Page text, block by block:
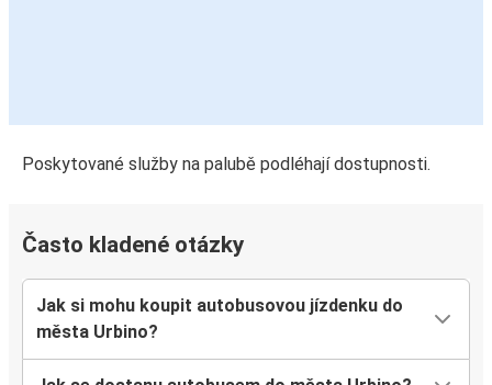
Poskytované služby na palubě podléhají dostupnosti.
Často kladené otázky
Jak si mohu koupit autobusovou jízdenku do
města Urbino?